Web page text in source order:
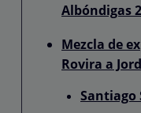
Albóndigas 2
Mezcla de
Rovira a
Santiago